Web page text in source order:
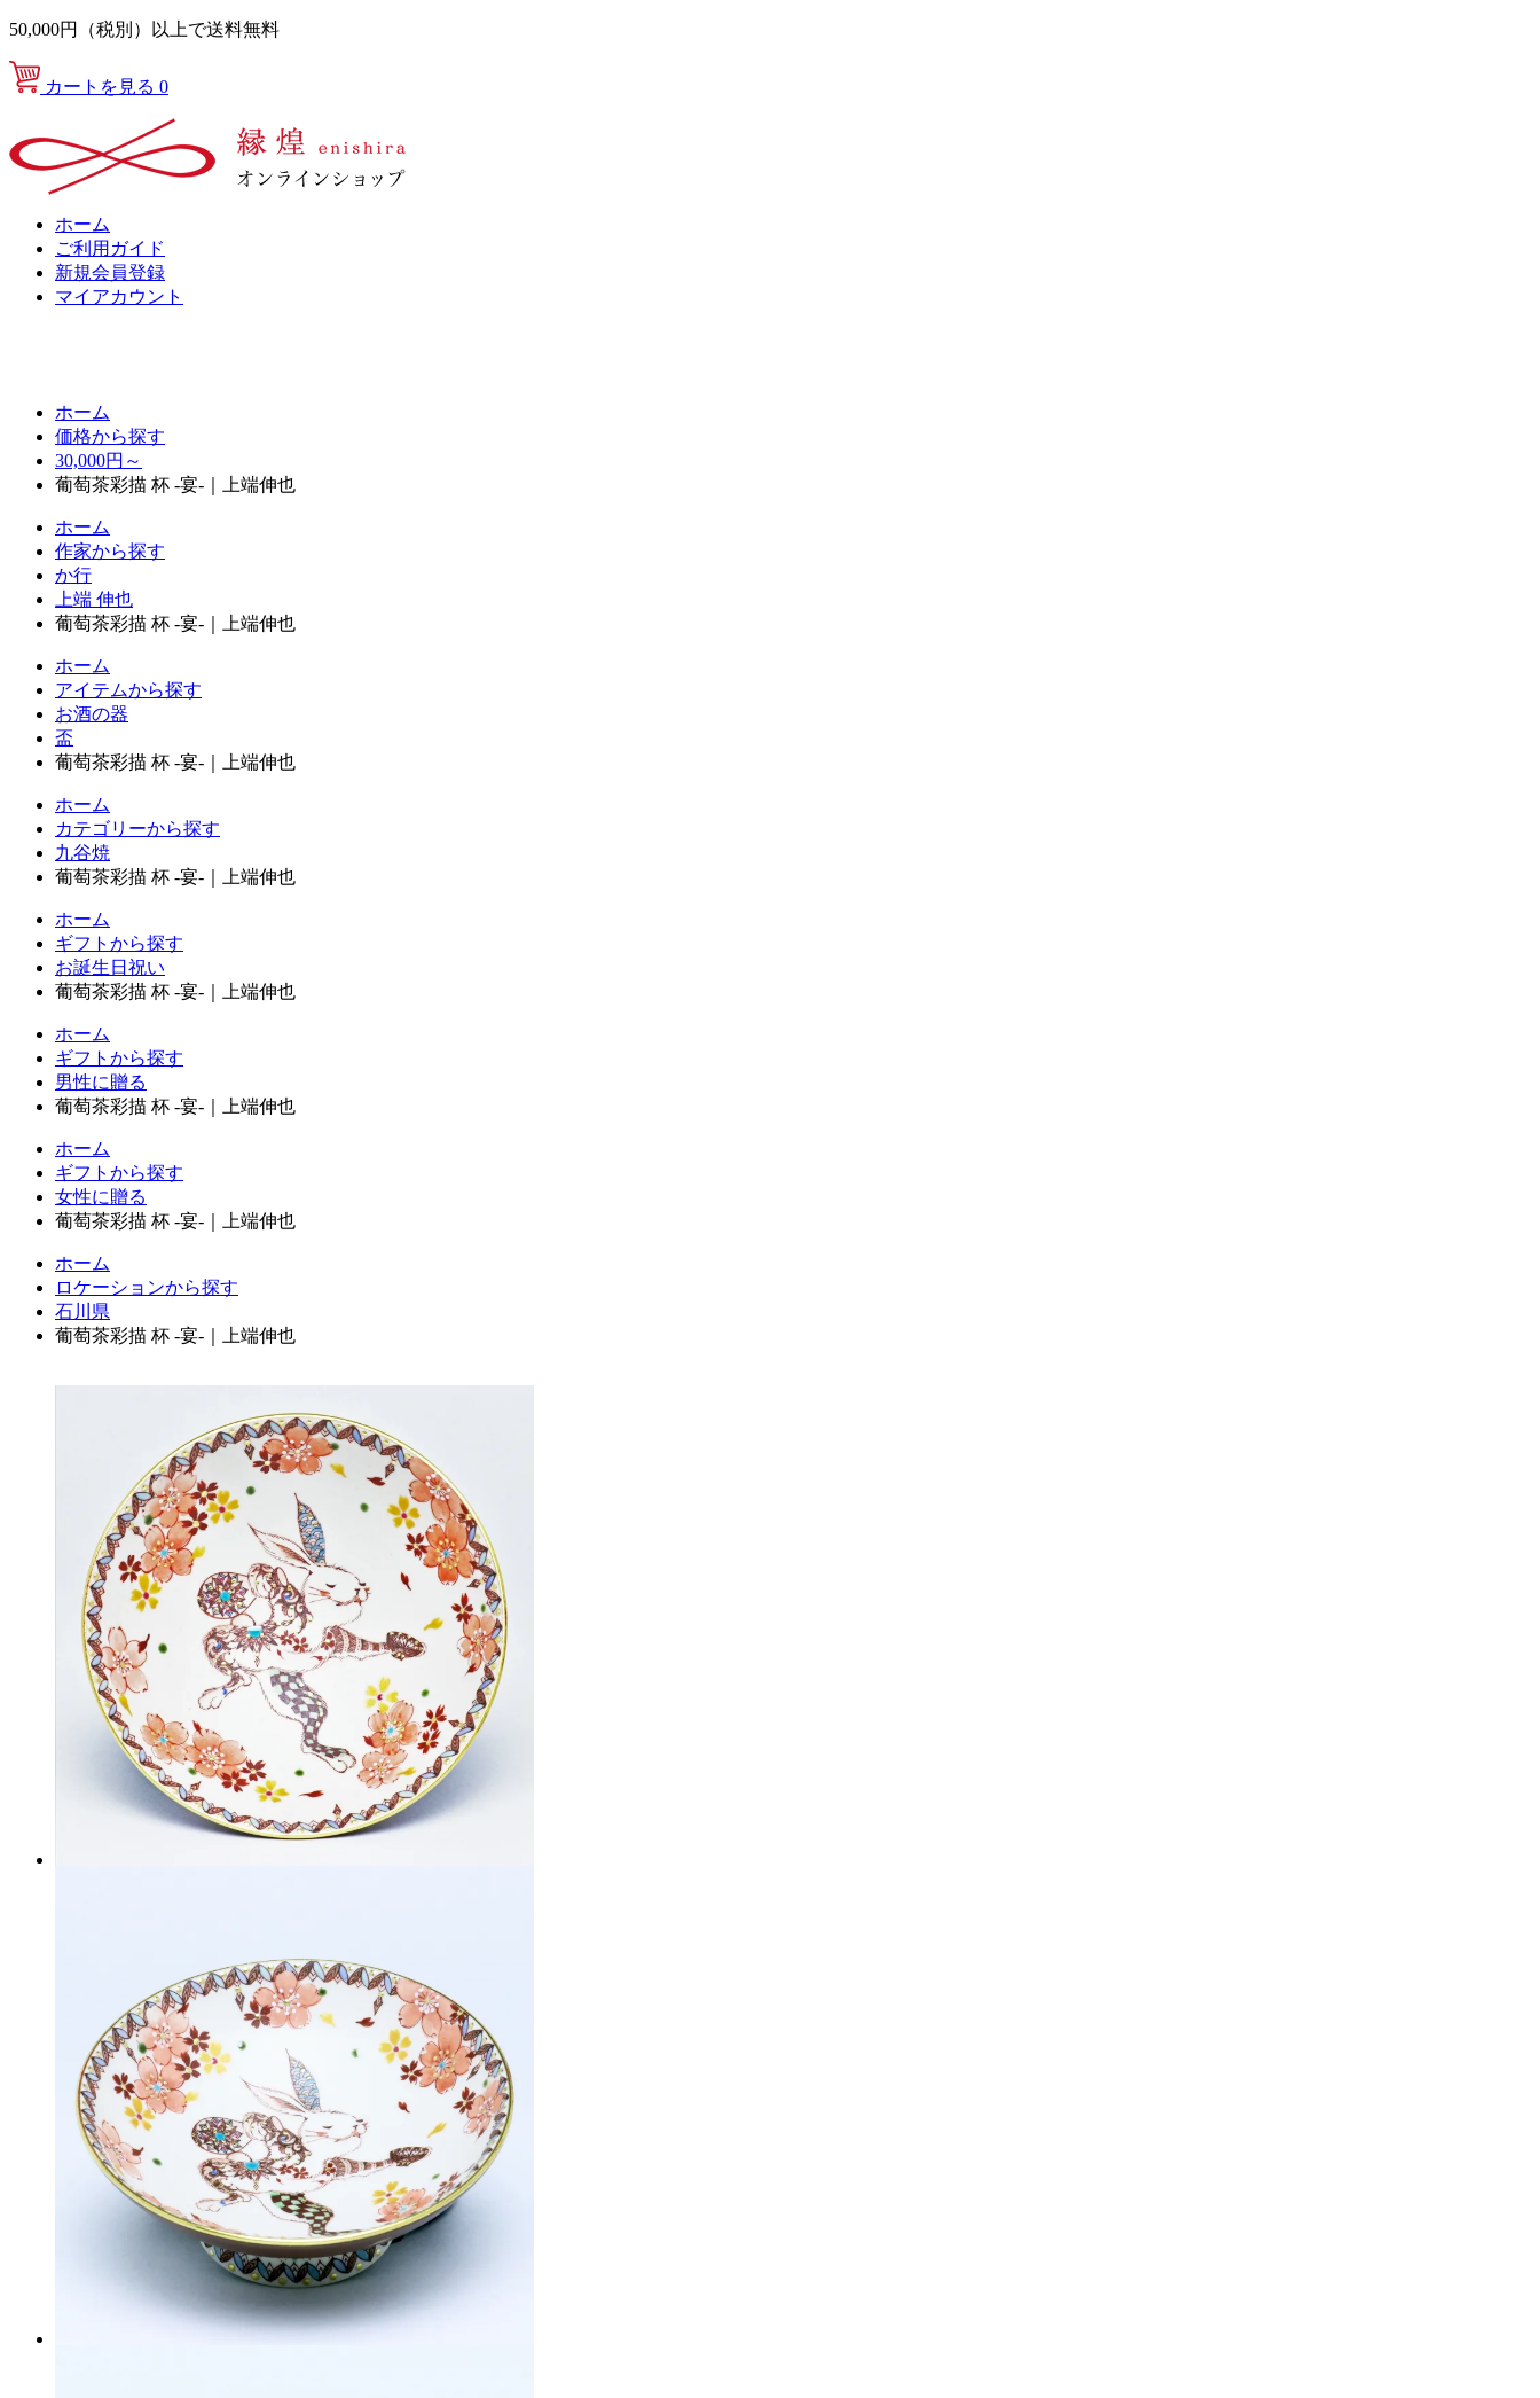
50,000円（税別）以上で送料無料
カートを見る 0
ホーム
ご利用ガイド
新規会員登録
マイアカウント
ホーム
価格から探す
30,000円～
葡萄茶彩描 杯 -宴-｜上端伸也
ホーム
作家から探す
か行
上端 伸也
葡萄茶彩描 杯 -宴-｜上端伸也
ホーム
アイテムから探す
お酒の器
盃
葡萄茶彩描 杯 -宴-｜上端伸也
ホーム
カテゴリーから探す
九谷焼
葡萄茶彩描 杯 -宴-｜上端伸也
ホーム
ギフトから探す
お誕生日祝い
葡萄茶彩描 杯 -宴-｜上端伸也
ホーム
ギフトから探す
男性に贈る
葡萄茶彩描 杯 -宴-｜上端伸也
ホーム
ギフトから探す
女性に贈る
葡萄茶彩描 杯 -宴-｜上端伸也
ホーム
ロケーションから探す
石川県
葡萄茶彩描 杯 -宴-｜上端伸也